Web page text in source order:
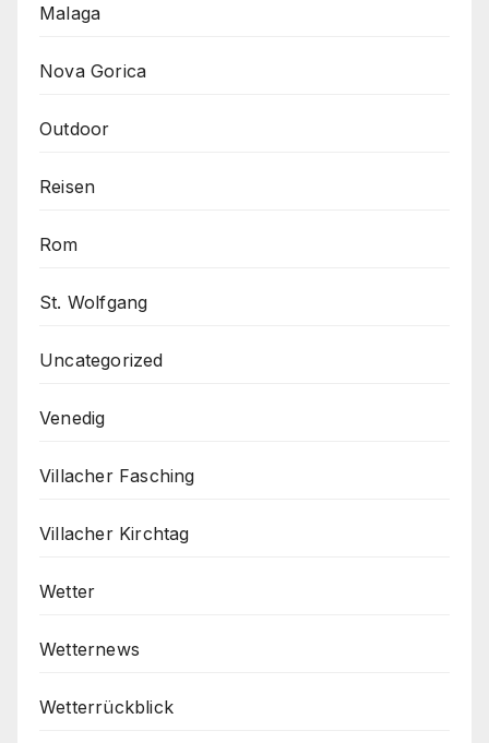
Malaga
Nova Gorica
Outdoor
Reisen
Rom
St. Wolfgang
Uncategorized
Venedig
Villacher Fasching
Villacher Kirchtag
Wetter
Wetternews
Wetterrückblick